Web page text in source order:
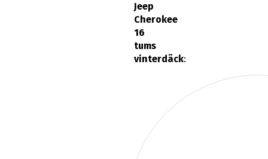
Jeep
Cherokee
16
tums
vinterdäck: